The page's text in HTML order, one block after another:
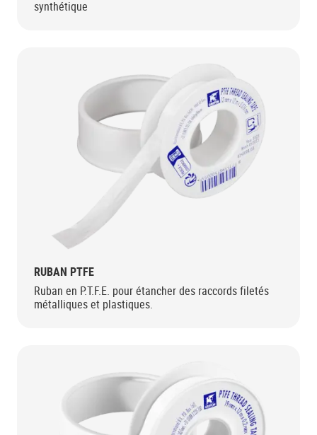
synthétique
RUBAN PTFE
Ruban en P.T.F.E. pour étancher des raccords filetés
métalliques et plastiques.